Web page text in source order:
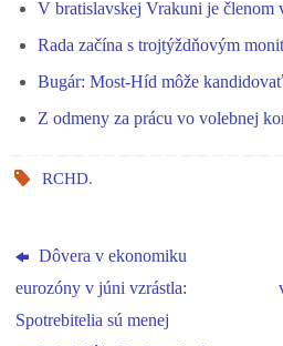
V bratislavskej Vrakuni je
Rada začína s trojtýždňovým
Bugár: Most-Híd môže
Z odmeny za prácu vo volebnej
RCHD.
Dôvera v ekonomiku
eurozóny v júni vzrástla:
Spotrebitelia sú menej